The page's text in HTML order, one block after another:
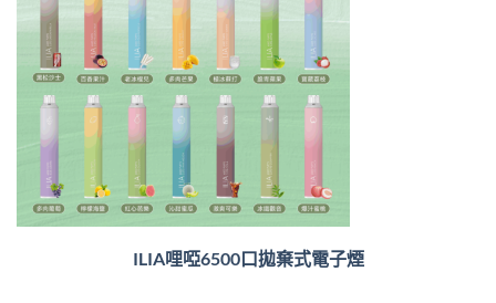
ILIA哩啞6500口拋棄式電子煙